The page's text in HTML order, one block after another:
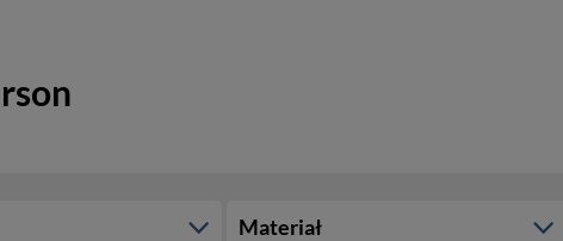
Materiał